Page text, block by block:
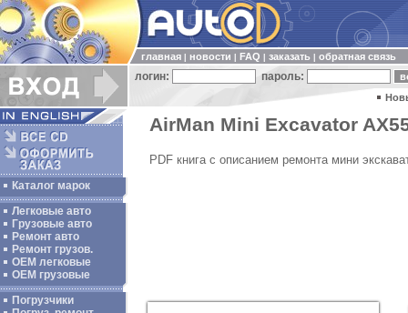
главная новости FAQ заказать обратная связь
логин: пароль:
Каталог марок
Легковые авто
Грузовые авто
Ремонт авто
Ремонт грузов.
ОЕМ легковые
OEM грузовые
Погрузчики
AirMan Mini Excavator
PDF книга с описанием ремонта мини